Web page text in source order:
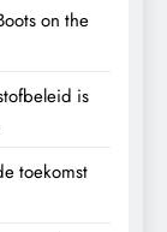
on the
is
toekomst